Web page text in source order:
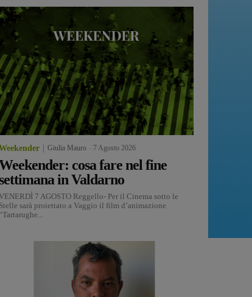
Giulia Mauro 7 Agosto 2026
cosa fare nel fine
in Valdarno
7 AGOSTO Reggello- Per il Cinema sotto le
Stelle sarà proiettato a Vaggio il film d’animazione
“Tartarughe...